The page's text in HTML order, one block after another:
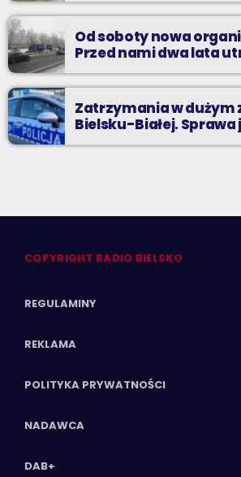
Od soboty nowa
Przed nami dwa lata
Zatrzymania w dużym
Bielsku-Białej.
COPYRIGHT RADIO BIELSKO
REGULAMINY
REKLAMA
POLITYKA PRYWATNOŚCI
NADAWCA
DAB+